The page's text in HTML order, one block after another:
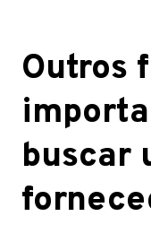
Outros
buscar